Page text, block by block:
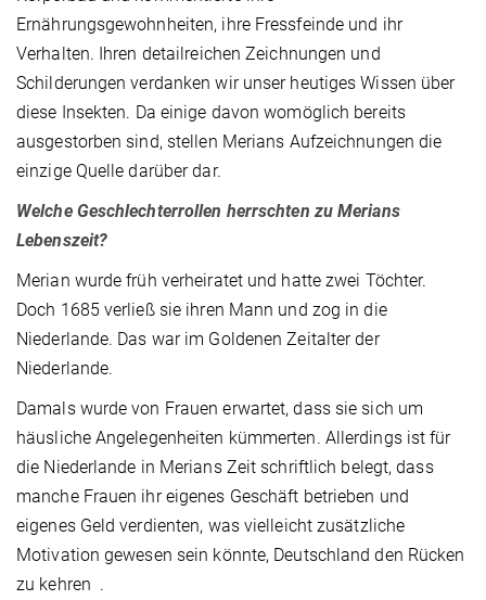
Ernährungsgewohnheiten, ihre Fressfeinde und ihr
Verhalten. Ihren detailreichen Zeichnungen und
Schilderungen verdanken wir unser heutiges Wissen über
diese Insekten. Da einige davon womöglich bereits
ausgestorben sind, stellen Merians Aufzeichnungen die
einzige Quelle darüber dar.
Welche Geschlechterrollen herrschten zu Merians
Lebenszeit?
Merian wurde früh verheiratet und hatte zwei Töchter.
Doch 1685 verließ sie ihren Mann und zog in die
Niederlande. Das war im Goldenen Zeitalter der
Niederlande.
Damals wurde von Frauen erwartet, dass sie sich um
häusliche Angelegenheiten kümmerten. Allerdings ist für
die Niederlande in Merians Zeit schriftlich belegt, dass
manche Frauen ihr eigenes Geschäft betrieben und
eigenes Geld verdienten, was vielleicht zusätzliche
Motivation gewesen sein könnte, Deutschland den Rücken
zu kehren .